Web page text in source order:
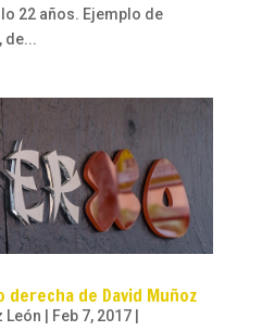
22 años. Ejemplo de
de...
derecha de David Muñoz
León Feb 7, 2017|